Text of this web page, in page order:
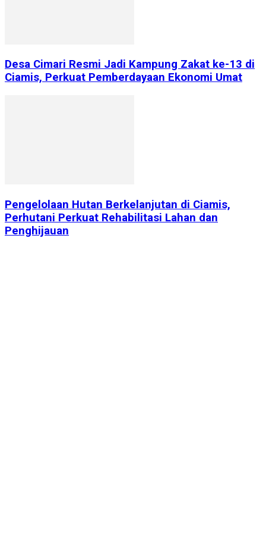
Desa Cimari Resmi Jadi Kampung Zakat ke-13 di
Ciamis, Perkuat Pemberdayaan Ekonomi Umat
Pengelolaan Hutan Berkelanjutan di Ciamis,
Perhutani Perkuat Rehabilitasi Lahan dan
Penghijauan